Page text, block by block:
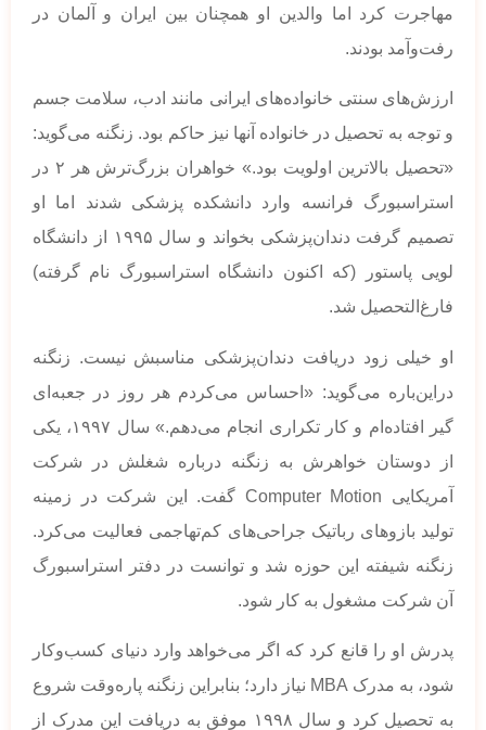
مهاجرت کرد اما والدین او همچنان بین ایران و آلمان در
رفت‌وآمد بودند.
ارزش‌های سنتی خانواده‌های ایرانی مانند ادب، سلامت جسم
و توجه به تحصیل در خانواده آنها نیز حاکم بود. زنگنه می‌گوید:
«تحصیل بالاترین اولویت بود.» خواهران بزرگ‌ترش هر ۲ در
استراسبورگ فرانسه وارد دانشکده پزشکی شدند اما او
تصمیم گرفت دندان‌پزشکی بخواند و سال ۱۹۹۵ از دانشگاه
لویی پاستور (که اکنون دانشگاه استراسبورگ نام گرفته)
فارغ‌التحصیل شد.
او خیلی زود دریافت دندان‌پزشکی مناسبش نیست. زنگنه
دراین‌باره می‌گوید: «احساس می‌کردم هر روز در جعبه‌ای
گیر افتاده‌ام و کار تکراری انجام می‌دهم.» سال ۱۹۹۷، یکی
از دوستان خواهرش به زنگنه درباره شغلش در شرکت
آمریکایی Computer Motion گفت. این شرکت در زمینه
تولید بازوهای رباتیک جراحی‌های کم‌تهاجمی فعالیت می‌کرد.
زنگنه شیفته این حوزه شد و توانست در دفتر استراسبورگ
آن شرکت مشغول به کار شود.
پدرش او را قانع کرد که اگر می‌خواهد وارد دنیای کسب‌وکار
شود، به مدرک MBA نیاز دارد؛ بنابراین زنگنه پاره‌وقت شروع
به تحصیل کرد و سال ۱۹۹۸ موفق به دریافت این مدرک از